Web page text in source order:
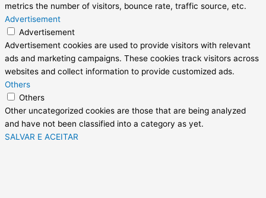
metrics the number of visitors, bounce rate, traffic source, etc.
Advertisement
Advertisement
Advertisement cookies are used to provide visitors with relevant
ads and marketing campaigns. These cookies track visitors across
websites and collect information to provide customized ads.
Others
Others
Other uncategorized cookies are those that are being analyzed
and have not been classified into a category as yet.
SALVAR E ACEITAR